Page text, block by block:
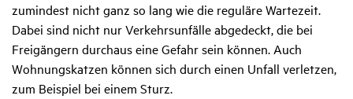
zumindest nicht ganz so lang wie die reguläre Wartezeit.
Dabei sind nicht nur Verkehrsunfälle abgedeckt, die bei
Freigängern durchaus eine Gefahr sein können. Auch
Wohnungskatzen können sich durch einen Unfall verletzen,
zum Beispiel bei einem Sturz.